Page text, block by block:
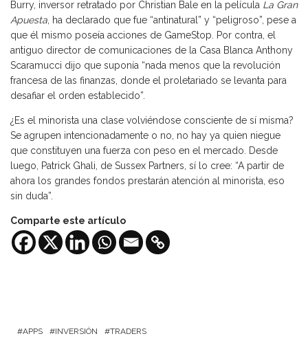
Burry, inversor retratado por Christian Bale en la película La Gran
Apuesta , ha declarado que fue “antinatural” y “peligroso”, pese a
que él mismo poseía acciones de GameStop. Por contra, el
antiguo director de comunicaciones de la Casa Blanca Anthony
Scaramucci dijo que suponía “nada menos que la revolución
francesa de las finanzas, donde el proletariado se levanta para
desafiar el orden establecido”.
¿Es el minorista una clase volviéndose consciente de sí misma?
Se agrupen intencionadamente o no, no hay ya quien niegue
que constituyen una fuerza con peso en el mercado. Desde
luego, Patrick Ghali, de Sussex Partners, sí lo cree: “A partir de
ahora los grandes fondos prestarán atención al minorista, eso
sin duda”.
Comparte este artículo
APPS INVERSIÓN TRADERS